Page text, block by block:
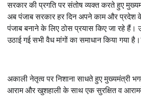
सरकार की प्रगति पर संतोष व्यक्त करते हुए
अब पंजाब सरकार हर दिन अपने काम और प्रदेश के
पंजाब बनाने के लिए ठोस प्रयास किए जा रहे हैं।
उठाई गई सभी वैध मांगों का समाधान किया गया
अकाली नेतृत्व पर निशाना साधते हुए मुख्यमंत्री
आराम और खुशहाली के साथ एक सुरक्षित व